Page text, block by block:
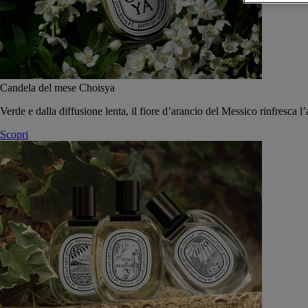
Candela del mese Choisya
Verde e dalla diffusione lenta, il fiore d’arancio del Messico rinfresca
Scopri